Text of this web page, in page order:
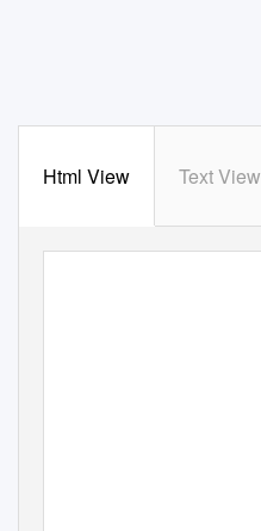
Html View Text View